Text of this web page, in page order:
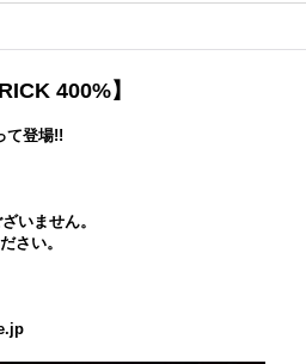
400%】
て登場!!
いません。
さい。